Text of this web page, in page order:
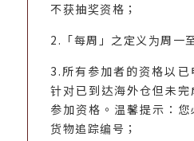
不获抽奖资格；
2.「每周」之定义为周一
3.所有参加者的资格以已
针对已到达海外仓但未
参加资格。温馨提示：
货物追踪编号；